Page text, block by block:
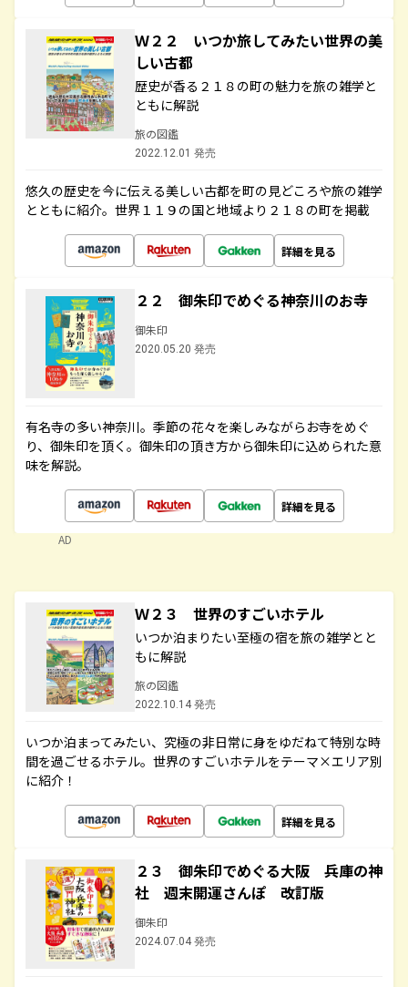
Ｗ２２ いつか旅してみたい世界の美
しい古都
歴史が香る２１８の町の魅力を旅の雑学と
ともに解説
旅の図鑑
2022.12.01 発売
悠久の歴史を今に伝える美しい古都を町の見どころや旅の雑学
とともに紹介。世界１１９の国と地域より２１８の町を掲載
詳細を見る
２２ 御朱印でめぐる神奈川のお寺
御朱印
2020.05.20 発売
有名寺の多い神奈川。季節の花々を楽しみながらお寺をめぐ
り、御朱印を頂く。御朱印の頂き方から御朱印に込められた意
味を解説。
詳細を見る
AD
Ｗ２３ 世界のすごいホテル
いつか泊まりたい至極の宿を旅の雑学とと
もに解説
旅の図鑑
2022.10.14 発売
いつか泊まってみたい、究極の非日常に身をゆだねて特別な時
間を過ごせるホテル。世界のすごいホテルをテーマ×エリア別
に紹介！
詳細を見る
２３ 御朱印でめぐる大阪 兵庫の神
社 週末開運さんぽ 改訂版
御朱印
2024.07.04 発売